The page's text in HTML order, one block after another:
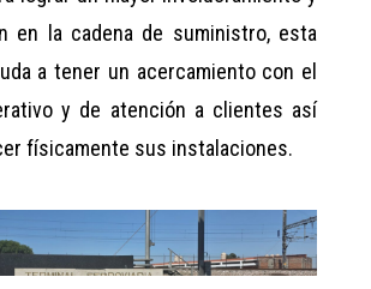
en la cadena de suministro, esta
a tener un acercamiento con el
y de atención a clientes así
físicamente sus instalaciones.